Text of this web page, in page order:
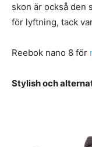
skon är också den
för lyftning, tack
Reebok nano 8 för
Stylish och